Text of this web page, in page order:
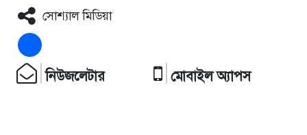
সোশ্যাল মিডিয়া
নিউজলেটার মোবাইল অ্যাপস